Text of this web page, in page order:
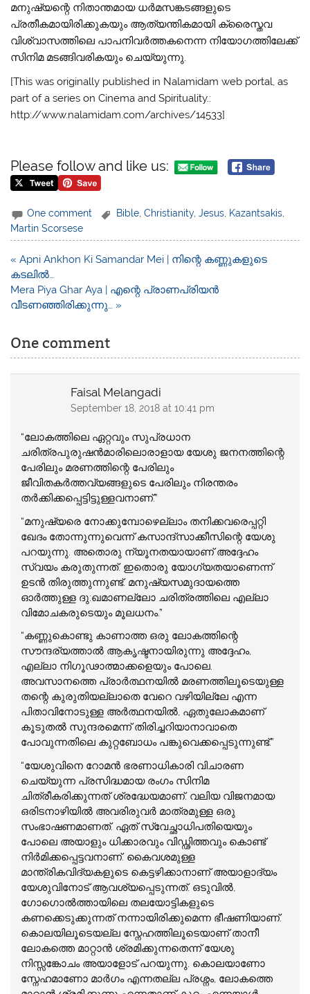
മനുഷ്യന്റെ നിതാന്തമായ ധര്‍മസങ്കടങ്ങളുടെ
പ്രതീകമായിരിക്കുകയും ആത്യന്തികമായി ക്രൈസ്തവ
വിശ്വാസത്തിലെ പാപനിവര്‍ത്തകനെന്ന നിയോഗത്തിലേക്ക്
സിനിമ മടങ്ങിവരികയും ചെയ്യുന്നു.
[This was originally published in Nalamidam web portal, as
part of a series on Cinema and Spirituality.:
http://www.nalamidam.com/archives/14533]
Please follow and like us:
One comment Bible,Christianity,Jesus, Kazantsakis,
Martin Scorsese
Post
navigation
« Apni Ankhon Ki Samandar Mei | നിന്റെ കണ്ണുകളുടെ
കടലിൽ…
Mera Piya Ghar Aya | എന്റെ പ്രാണപ്രിയൻ
വീടണഞ്ഞിരിക്കുന്നു… »
One comment
Faisal Melangadi
September 18, 2018 at 10:41 pm
“ലോകത്തിലെ ഏറ്റവും സുപ്രധാന
ചരിത്രപുരുഷന്‍മാരിലൊരാളായ യേശു ജനനത്തിന്റെ
പേരിലും മരണത്തിന്റെ പേരിലും
ജീവിതകര്‍ത്തവ്യങ്ങളുടെ പേരിലും നിരന്തരം
തര്‍ക്കിക്കപ്പെട്ടിട്ടുള്ളവനാണ്.”
“മനുഷ്യരെ നോക്കുമ്പോഴെല്ലാം തനിക്കവരെപ്പറ്റി
ഖേദം തോന്നുന്നുവെന്ന് കസാന്ദ്സാക്കീസിന്റെ യേശു
പറയുന്നു. അതൊരു ന്യൂനതയായാണ് അദ്ദേഹം
സ്വയം കരുതുന്നത്. ഇതൊരു യോഗ്യതയാണെന്ന്
ഉടന്‍ തിരുത്തുന്നുണ്ട്. മനുഷ്യസമുദായത്തെ
ഓര്‍ത്തുള്ള ദു:ഖമാണല്ലോ ചരിത്രത്തിലെ എല്ലാ
വിമോചകരുടെയും മൂലധനം.”
“കണ്ണുകൊണ്ടു കാണാത്ത ഒരു ലോകത്തിന്റെ
സൗന്ദര്യത്താല്‍ ആകൃഷ്ടനായിരുന്നു അദ്ദേഹം,
എല്ലാ നിഗൂഢാത്മാക്കളെയും പോലെ.
അവസാനത്തെ പ്രാര്‍ത്ഥനയില്‍ മരണത്തിലൂടെയുള്ള
തന്റെ കുരുതിയല്ലാതെ വേറെ വഴിയില്ലേ എന്ന
പിതാവിനോടുള്ള അര്‍ത്ഥനയില്‍, ഏതുലോകമാണ്
കൂടുതല്‍ സുന്ദരമെന്ന് തിരിച്ചറിയാനാവാതെ
പോവുന്നതിലെ കുറ്റബോധം പങ്കുവെക്കപ്പെടുന്നുണ്ട്.”
“യേശുവിനെ റോമന്‍ ഭരണാധികാരി വിചാരണ
ചെയ്യുന്ന പ്രസിദ്ധമായ രംഗം സിനിമ
ചിത്രീകരിക്കുന്നത് ശ്രദ്ധേയമാണ്. വലിയ വിജനമായ
ഒരിടനാഴിയില്‍ അവരിരുവര്‍ മാത്രമുള്ള ഒരു
സംഭാഷണമാണത്. ഏത് സ്വേച്ഛാധിപതിയെയും
പോലെ അയാളും ധിക്കാരവും വിഡ്ഢിത്തവും കൊണ്ട്
നിര്‍മിക്കപ്പെട്ടവനാണ്. കൈവശമുള്ള
മാന്ത്രികവിദ്യകളുടെ കെട്ടഴിക്കാനാണ് അയാളാദ്യം
യേശുവിനോട് ആവശ്യപ്പെടുന്നത്. ഒടുവില്‍,
ഗോഗൊല്‍ത്തായിലെ തലയോട്ടികളുടെ
കണക്കെടുക്കുന്നത് നന്നായിരിക്കുമെന്ന ഭീഷണിയാണ്.
കൊലയിലൂടെയല്ല സ്നേഹത്തിലൂടെയാണ് താനീ
ലോകത്തെ മാറ്റാന്‍ ശ്രമിക്കുന്നതെന്ന് യേശു
നിസ്സങ്കോചം അയാളോട് പറയുന്നു. കൊലയാണോ
സ്നേഹമാണോ മാര്‍ഗം എന്നതല്ല പ്രശ്നം, ലോകത്തെ